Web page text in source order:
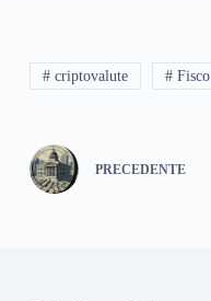
# criptovalute # Fisco
PRECEDENTE